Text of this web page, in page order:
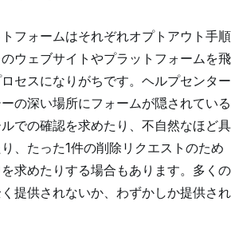
フォームはそれぞれオプトアウト手順
ウェブサイトやプラットフォームを飛
セスになりがちです。ヘルプセンター
の深い場所にフォームが隠されている
での確認を求めたり、不自然なほど具
、たった1件の削除リクエストのため
求めたりする場合もあります。多くの
提供されないか、わずかしか提供され